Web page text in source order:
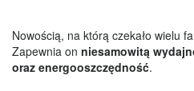
Nowością, na którą czekało wielu
Zapewnia on niesamowitą
oraz energooszczędność.